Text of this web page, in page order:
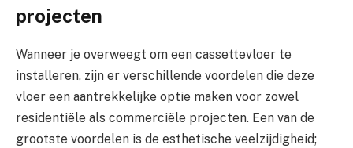
projecten
Wanneer je overweegt om een cassettevloer te
installeren, zijn er verschillende voordelen die deze
vloer een aantrekkelijke optie maken voor zowel
residentiële als commerciële projecten. Een van de
grootste voordelen is de esthetische veelzijdigheid;